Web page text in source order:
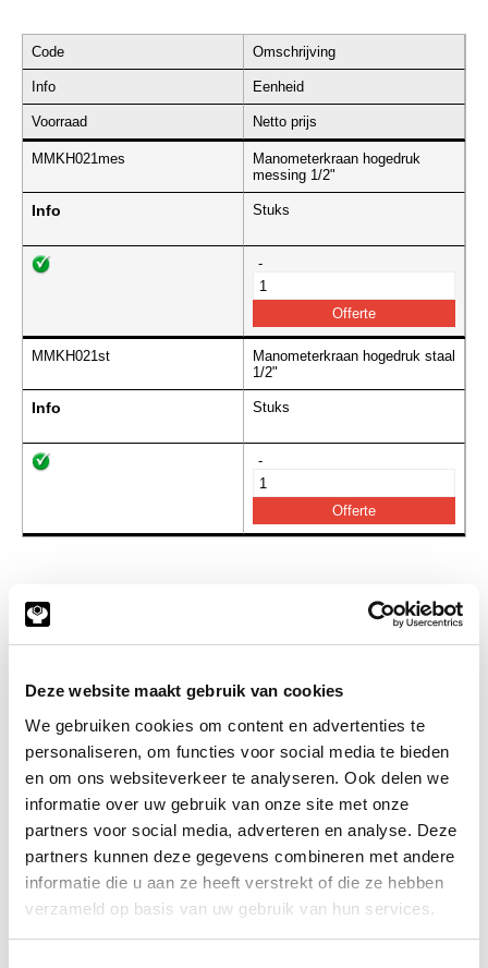
Deze website maakt gebruik van cookies
We gebruiken cookies om content en advertenties te
personaliseren, om functies voor social media te bieden
en om ons websiteverkeer te analyseren. Ook delen we
informatie over uw gebruik van onze site met onze
partners voor social media, adverteren en analyse. Deze
partners kunnen deze gegevens combineren met andere
informatie die u aan ze heeft verstrekt of die ze hebben
verzameld op basis van uw gebruik van hun services.
Code Omschrijving
Info Eenheid
Voorraad Netto prijs
MMKH021mes
Manometerkraan hogedruk
messing 1/2"
Info Stuks
-
MMKH021st
Manometerkraan hogedruk staal
1/2"
Info Stuks
-
afsluiter hogedruk